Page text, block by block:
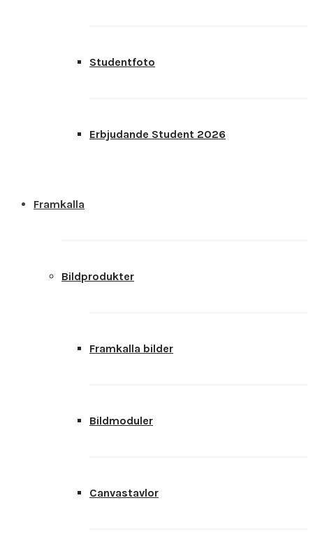
Studentfoto
Erbjudande Student 2026
Framkalla
Bildprodukter
Framkalla bilder
Bildmoduler
Canvastavlor